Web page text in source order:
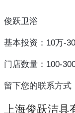
俊跃卫浴
基本投资：10万-
门店数量：100-
留下您的联系方式
上海俊跃洁具